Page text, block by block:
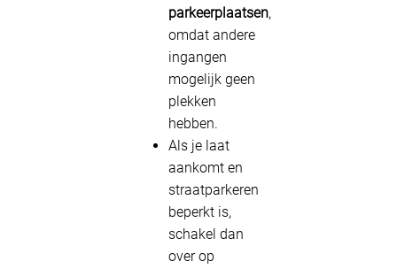
parkeerplaatsen,
omdat andere
ingangen
mogelijk geen
plekken
hebben.
Als je laat
aankomt en
straatparkeren
beperkt is,
schakel dan
over op